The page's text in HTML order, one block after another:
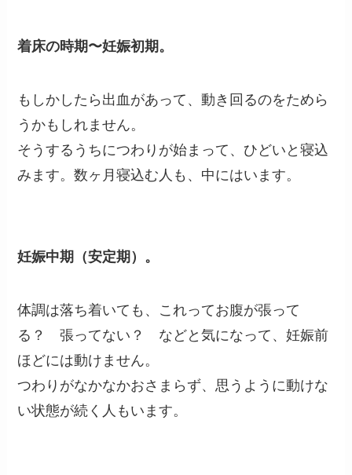
着床の時期〜妊娠初期。
もしかしたら出血があって、動き回るのをためら
うかもしれません。
そうするうちにつわりが始まって、ひどいと寝込
みます。数ヶ月寝込む人も、中にはいます。
妊娠中期（安定期）。
体調は落ち着いても、これってお腹が張って
る？ 張ってない？ などと気になって、妊娠前
ほどには動けません。
つわりがなかなかおさまらず、思うように動けな
い状態が続く人もいます。